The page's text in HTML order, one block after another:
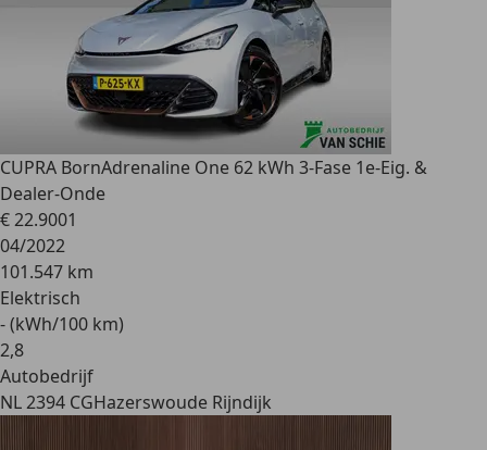
CUPRA BornAdrenaline One 62 kWh 3-Fase 1e-Eig. &
Dealer-Onde
€ 22.9001
04/2022
101.547 km
Elektrisch
- (kWh/100 km)
2,8
Autobedrijf
NL 2394 CGHazerswoude Rijndijk